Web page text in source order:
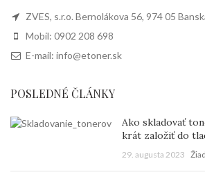
ZVES, s.r.o. Bernolákova 56, 974 05
Mobil: 0902 208 698
E-mail: info@etoner.sk
POSLEDNÉ ČLÁNKY
Ako skladovať
krát založiť do
29. augusta 2023